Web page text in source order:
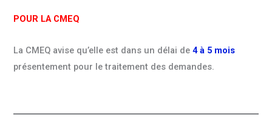
POUR LA CMEQ
La CMEQ avise qu’elle est dans un délai de4 à 5 mois
présentement pour le traitement des demandes.